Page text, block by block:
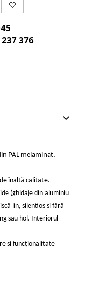
376
PAL melaminat.
înaltă calitate.
(ghidaje din aluminiu
lin, silentios și fără
sau hol. Interiorul
si funcționalitate